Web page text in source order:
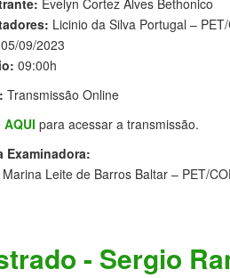
Licinio da Silva Portugal –
05/09/2023
09:00h
Transmissão Online
AQUI para acessar a transmissão.
Examinadora:
Leite de Barros Baltar – PET/
- Sergio